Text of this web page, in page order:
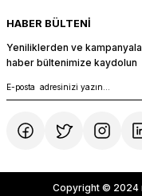
HABER BÜLTENİ
Yeniliklerden ve
haber bültenimize kaydolun
Copyright © 2024